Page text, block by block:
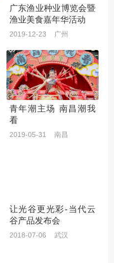
广东渔业种业博览会暨
渔业美食嘉年华活动
2019-12-23 广州
青年潮主场 南昌潮我
看
2019-05-31 南昌
让光谷更光彩-当代云
谷产品发布会
2018-07-06 武汉